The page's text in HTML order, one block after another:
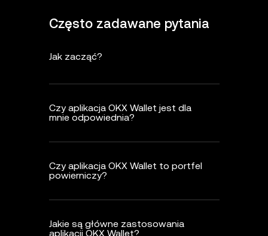
Często zadawane pytania
Jak zacząć?
Czy aplikacja OKX Wallet jest dla
mnie odpowiednia?
Czy aplikacja OKX Wallet to portfel
powierniczy?
Jakie są główne zastosowania
aplikacji OKX Wallet?